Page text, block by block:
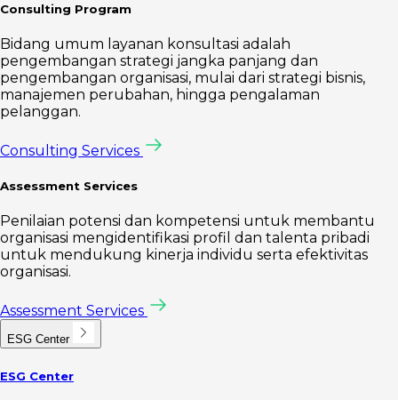
Consulting Program
Bidang umum layanan konsultasi adalah
pengembangan strategi jangka panjang dan
pengembangan organisasi, mulai dari strategi bisnis,
manajemen perubahan, hingga pengalaman
pelanggan.
Consulting Services
Assessment Services
Penilaian potensi dan kompetensi untuk membantu
organisasi mengidentifikasi profil dan talenta pribadi
untuk mendukung kinerja individu serta efektivitas
organisasi.
Assessment Services
ESG Center
ESG Center